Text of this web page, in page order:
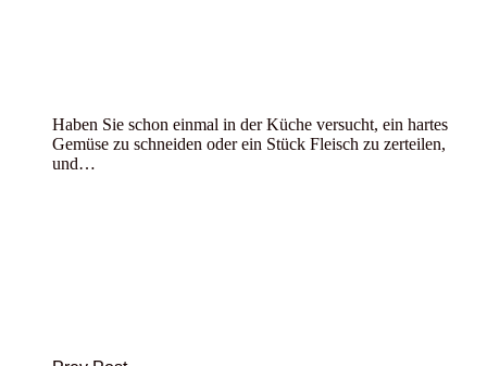
Haben Sie schon einmal in der Küche versucht, ein hartes
Gemüse zu schneiden oder ein Stück Fleisch zu zerteilen,
und…